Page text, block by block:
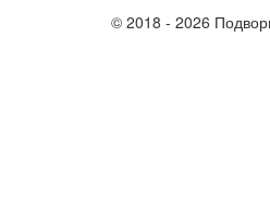
© 2018 - 2026